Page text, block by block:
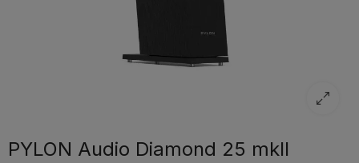
PYLON Audio Diamond 25 mkII